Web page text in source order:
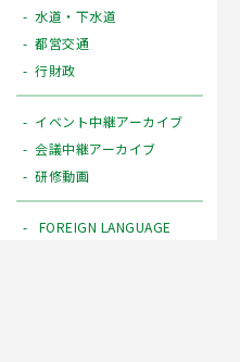
水道・下水道
都営交通
行財政
イベント中継アーカイブ
会議中継アーカイブ
研修動画
FOREIGN LANGUAGE